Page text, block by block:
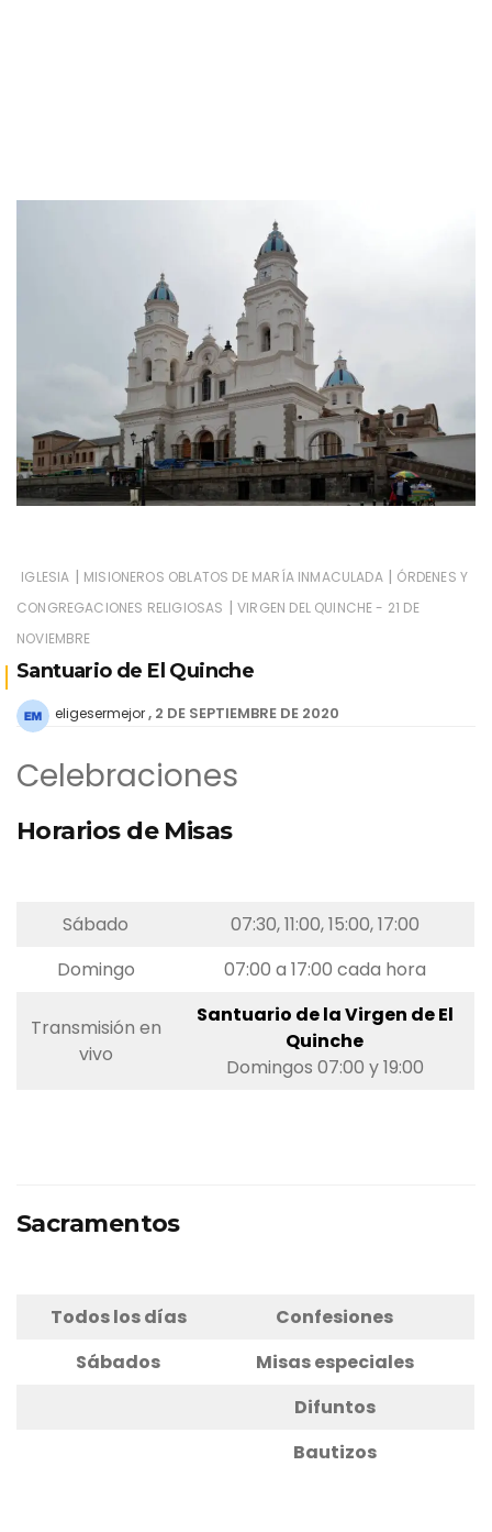
IGLESIA | MISIONEROS OBLATOS DE MARÍA INMACULADA | ÓRDENES Y
CONGREGACIONES RELIGIOSAS | VIRGEN DEL QUINCHE - 21 DE
NOVIEMBRE
Santuario de El Quinche
eligesermejor 2 DE SEPTIEMBRE DE 2020
Celebraciones
Horarios de Misas
Sábado
07:30, 11:00, 15:00, 17:00
Domingo
07:00 a 17:00 cada hora
Transmisión en
vivo
Santuario de la Virgen de El
Quinche
Domingos 07:00 y 19:00
Sacramentos
Todos los días
Confesiones
Sábados
Misas especiales
Difuntos
Bautizos